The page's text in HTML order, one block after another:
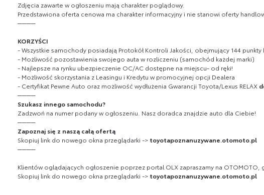
Zdjęcia zawarte w ogłoszeniu mają charakter poglądowy.
Przedstawiona oferta cenowa ma charakter informacyjny i nie stanowi oferty
────
KORZYŚCI
- Wszystkie samochody posiadają Protokół Kontroli Jakości, obejmujący 144
- Możliwość pozostawienia swojego auta w rozliczeniu (samochód każdej marki)
- Najlepsze na rynku ubezpieczenie OC/AC dostępne na miejscu- od ręki!
- Możliwość skorzystania z Leasingu i Kredytu w promocyjnej opcji Dealera
- Certyfikat Pewne Auto oraz możliwość wydłużenia Gwarancji Toyota/Lexus RELAX
────
Szukasz innego samochodu?
Zadzwoń na numer podany w ogłoszeniu. Nasz doradca znajdzie auto dla Ciebie!
────
Zapoznaj się z naszą całą ofertą
Skopiuj link do nowego okna przeglądarki -> toyotapoznanuzywane.otomoto.pl
────
Klientów oglądających ogłoszenie poprzez portal OLX zapraszamy na
Skopiuj link do nowego okna przeglądarki -> toyotapoznanuzywane.otomoto.pl